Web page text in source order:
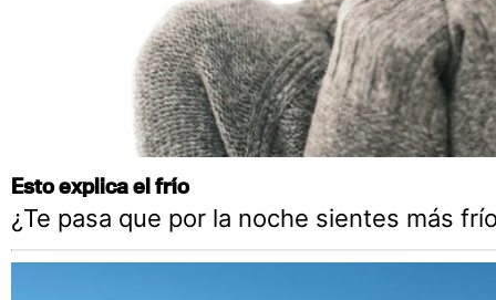
Esto explica el frío
¿Te pasa que por la noche sientes más